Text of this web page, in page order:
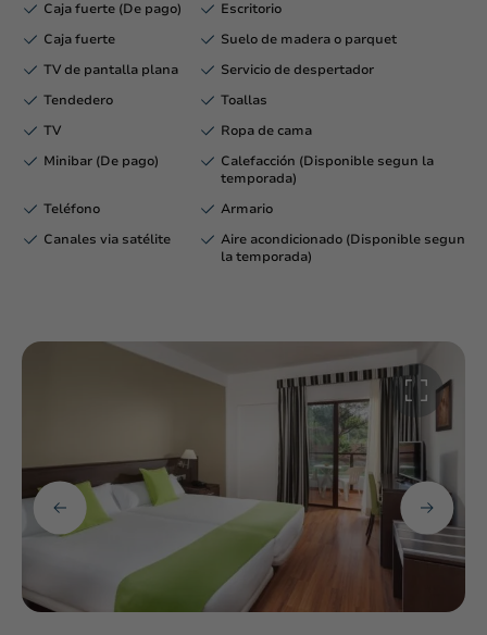
Caja fuerte (De pago)
Escritorio
Caja fuerte
Suelo de madera o parquet
TV de pantalla plana
Servicio de despertador
Tendedero
Toallas
TV
Ropa de cama
Minibar (De pago)
Calefacción (Disponible segun la
temporada)
Teléfono
Armario
Canales via satélite
Aire acondicionado (Disponible segun
la temporada)